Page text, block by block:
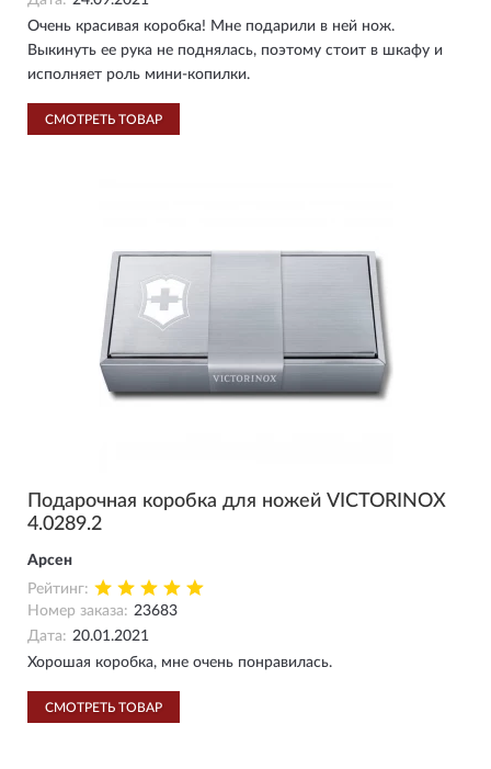
Очень красивая коробка! Мне подарили в ней нож.
Выкинуть ее рука не поднялась, поэтому стоит в шкафу и
исполняет роль мини-копилки.
СМОТРЕТЬ ТОВАР
Подарочная коробка для ножей VICTORINOX
4.0289.2
Арсен
Рейтинг:
Номер заказа: 23683
Дата: 20.01.2021
Хорошая коробка, мне очень понравилась.
СМОТРЕТЬ ТОВАР